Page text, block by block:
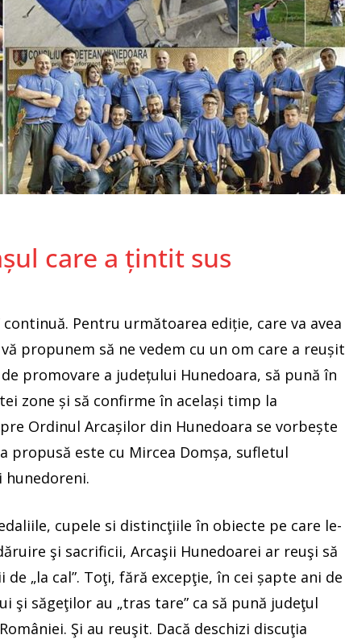
care a țintit sus
Pentru următoarea ediție, care va avea
propunem să ne vedem cu un om care a reușit
promovare a județului Hunedoara, să pună în
zone și să confirme în același timp la
Ordinul Arcașilor din Hunedoara se vorbește
propusă este cu Mircea Domșa, sufletul
cupele si distincţiile în obiecte pe care le-
şi sacrificii, Arcaşii Hunedoarei ar reuşi să
„la cal”. Toţi, fără excepţie, în cei șapte ani de
şi săgeţilor au „tras tare” ca să pună judeţul
Şi au reuşit. Dacă deschizi discuţia